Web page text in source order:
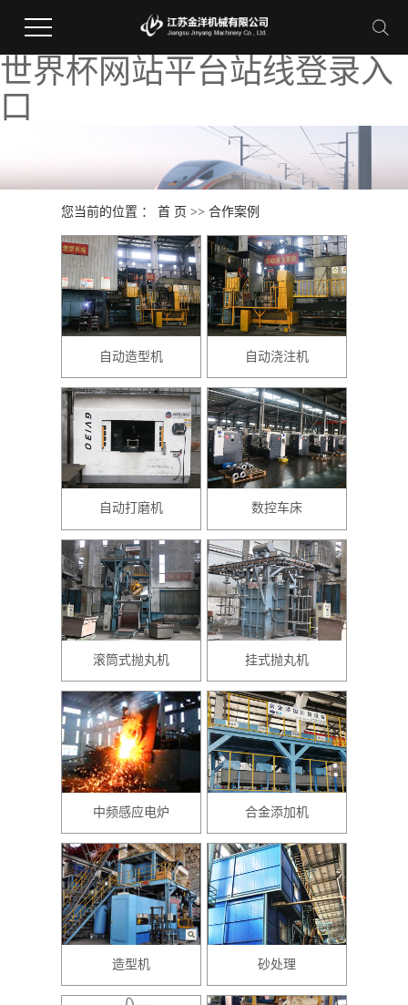
世界杯网站平台站线登录入
口
您当前的位置 ：首 页 >>合作案例
自动造型机 自动浇注机
自动打磨机 数控车床
滚筒式抛丸机 挂式抛丸机
中频感应电炉 合金添加机
造型机 砂处理